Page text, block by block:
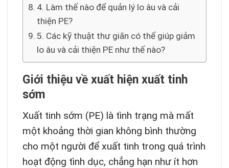
4. Làm thế nào để quản lý lo âu và cải
thiện PE?
5. Các kỹ thuật thư giãn có thể giúp giảm
lo âu và cải thiện PE như thế nào?
Giới thiệu về xuất hiện xuất tinh
sớm
Xuất tinh sớm (PE) là tình trạng mà mất
một khoảng thời gian không bình thường
cho một người để xuất tinh trong quá trình
hoạt động tình dục, chẳng hạn như ít hơn